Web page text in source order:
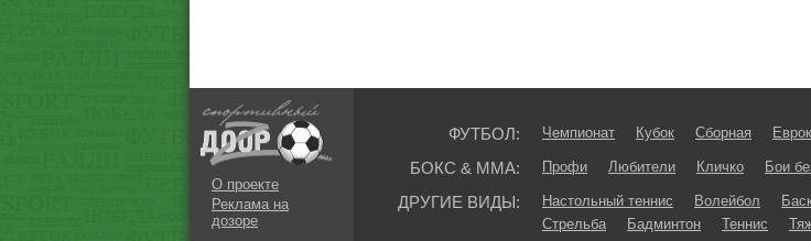
О проекте
Реклама на
дозоре
ФУТБОЛ: Чемпионат Кубок Сборная
БОКС & ММА: Профи Любители Кличко Бои
ДРУГИЕ ВИДЫ: Настольный теннис Волейбол
Стрельба
Бадминтон Теннис